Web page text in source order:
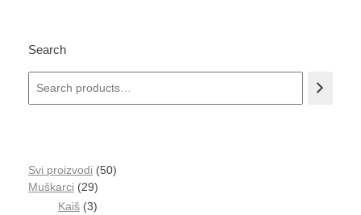
Search
Svi proizvodi
50
Muškarci
29
Kaiš 3